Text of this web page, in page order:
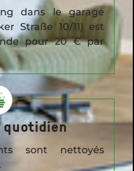
dans le garage
Straße 10/11) est
pour 20 € par
quotidien
sont nettoyés